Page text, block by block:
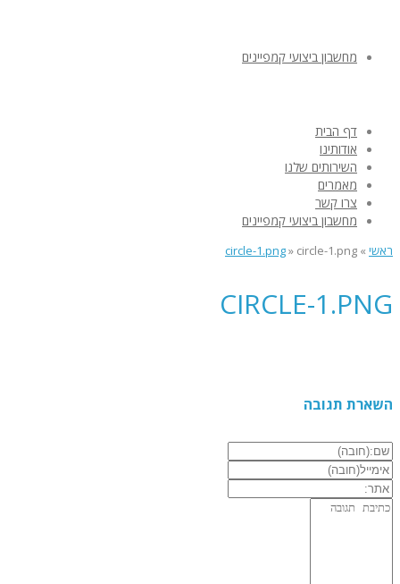
מחשבון ביצועי קמפיינים
דף הבית
אודותינו
השירותים שלנו
מאמרים
צרו קשר
מחשבון ביצועי קמפיינים
ראשי »
circle-1.png» circle-1.png
CIRCLE-1.PNG
השארת תגובה